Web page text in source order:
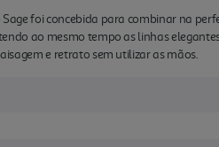
foi concebida para combinar na
ao mesmo tempo as linhas
e retrato sem utilizar as mãos.